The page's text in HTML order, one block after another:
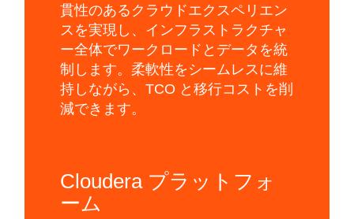
貫性のあるクラウドエクスペリエン
スを実現し、インフラストラクチャ
ー全体でワークロードとデータを統
制します。柔軟性をシームレスに維
持しながら、TCO と移行コストを削
減できます。
Cloudera プラットフォ
ーム